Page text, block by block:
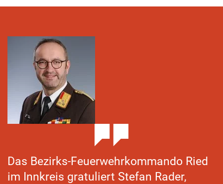
Das Bezirks-Feuerwehrkommando Ried
im Innkreis gratuliert Stefan Rader,